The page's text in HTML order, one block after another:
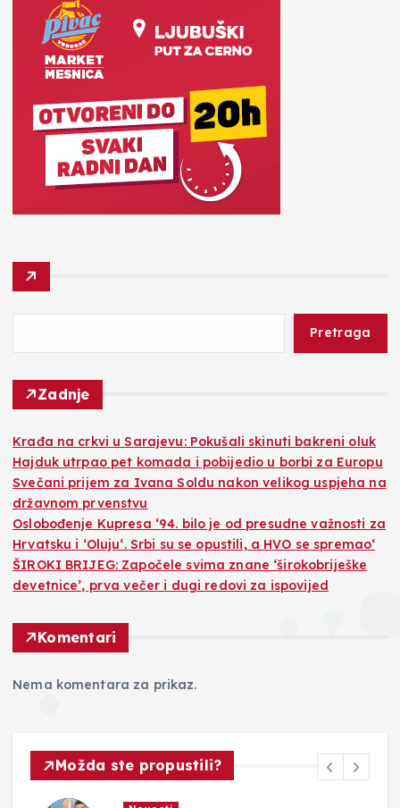
Pretraga
Zadnje
Krađa na crkvi u Sarajevu: Pokušali skinuti bakreni oluk
Hajduk utrpao pet komada i pobijedio u borbi za Europu
Svečani prijem za Ivana Soldu nakon velikog uspjeha na
državnom prvenstvu
Oslobođenje Kupresa ‘94. bilo je od presudne važnosti za
Hrvatsku i ‘Oluju‘. Srbi su se opustili, a HVO se spremao‘
ŠIROKI BRIJEG: Započele svima znane ‘širokobriješke
devetnice’, prva večer i dugi redovi za ispovijed
Komentari
Nema komentara za prikaz.
Možda ste propustili?